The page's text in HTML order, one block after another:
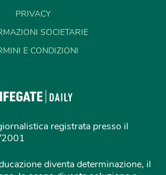
PRIVACY
SOCIETARIE
E CONDIZIONI
registrata presso il
2001
diventa determinazione, il